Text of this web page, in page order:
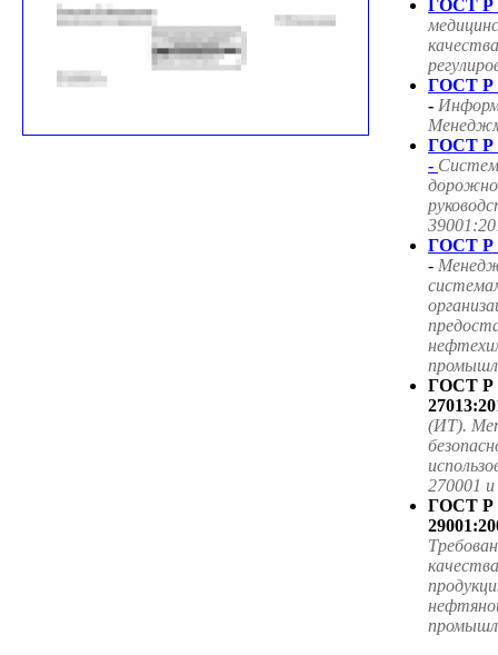
ГОСТ Р
ГОСТ Р
-
ГОСТ Р
-
ГОСТ Р
-
ГОСТ
(ИТ).
270001
ГОСТ